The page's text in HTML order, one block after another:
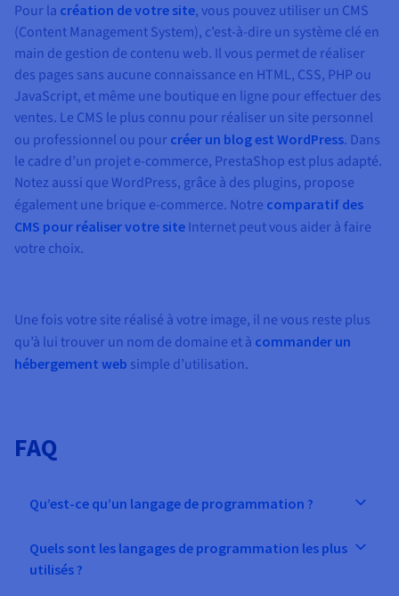
Pour la création de votre site, vous pouvez utiliser un CMS
(Content Management System), c’est-à-dire un système clé en
main de gestion de contenu web. Il vous permet de réaliser
des pages sans aucune connaissance en HTML, CSS, PHP ou
JavaScript, et même une boutique en ligne pour effectuer des
ventes. Le CMS le plus connu pour réaliser un site personnel
ou professionnel ou pour créer un blog est WordPress. Dans
le cadre d’un projet e-commerce, PrestaShop est plus adapté.
Notez aussi que WordPress, grâce à des plugins, propose
également une brique e-commerce. Notre comparatif des
CMS pour réaliser votre site Internet peut vous aider à faire
votre choix.
Une fois votre site réalisé à votre image, il ne vous reste plus
qu’à lui trouver un nom de domaine et à commander un
hébergement web simple d’utilisation.
FAQ
Qu’est-ce qu’un langage de programmation ?
Quels sont les langages de programmation les plus
utilisés ?